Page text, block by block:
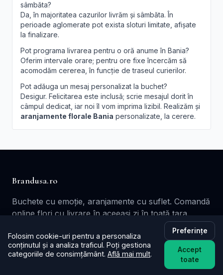
sâmbăta?
Da, în majoritatea cazurilor livrăm și sâmbăta. În
perioade aglomerate pot exista sloturi limitate, afișate
la finalizare.
Pot programa livrarea pentru o oră anume în Bania?
Oferim intervale orare; pentru ore fixe încercăm să
acomodăm cererea, în funcție de traseul curierilor.
Pot adăuga un mesaj personalizat la buchet?
Desigur. Felicitarea este inclusă; scrie mesajul dorit în
câmpul dedicat, iar noi îl vom imprima lizibil. Realizăm și
aranjamente florale Bania personalizate, la cerere.
Brandusa.ro
Buchete cu emoție, aranjamente cu suflet. Comandă
online flori cu livrare în aceeași zi în toată țara.
📞
+40753621077
✉️ contact@brandusa.ro
Folosim cookie-uri pentru a personaliza
conținutul și a analiza traficul. Poți gestiona
categoriile de consimțământ. Află mai mult.
Preferințe
Accept
toate